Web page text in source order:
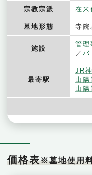
宗教宗派 在来
墓地形態 寺院
施設
管理
バ
最寄駅
JR
山陽
山陽
価格表※墓地使用